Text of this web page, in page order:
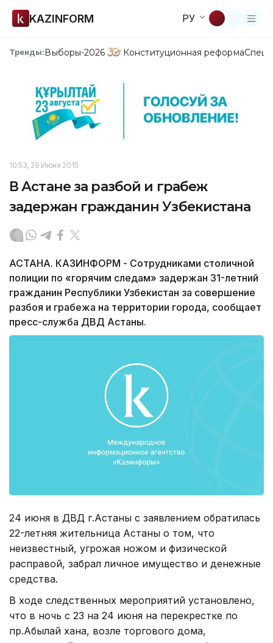
KAZINFORM РУ
Тренды:Выборы-2026 Конституционная реформа
10:53, 29 Июня 2015
В Астане за разбой и грабеж
задержан гражданин Узбекистана
АСТАНА. КАЗИНФОРМ - Сотрудниками столичной
полиции по «горячим следам» задержан 31-летний
гражданин Республики Узбекистан за совершение
разбоя и грабежа на территории города, сообщает
пресс-служба ДВД Астаны.
24 июня в ДВД г.Астаны с заявлением обратилась
22-летняя жительница Астаны о том, что
неизвестный, угрожая ножом и физической
расправой, забрал личное имущество и денежные
средства.
В ходе следственных мероприятий установлено,
что в ночь с 23 на 24 июня на перекрестке по
пр.Абылай хана, возле торгового дома,